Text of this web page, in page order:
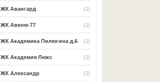
(1)
ЖК Авангард
(1)
ЖК Авеню 77
(1)
ЖК Академика Пилюгина д.6
(1)
ЖК Академия Люкс
(2)
ЖК Александр